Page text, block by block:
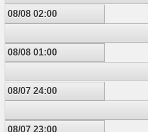
08/08 02:00
08/08 01:00
08/07 24:00
08/07 23:00